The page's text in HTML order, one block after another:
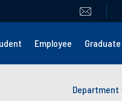
Employee Graduate
Department